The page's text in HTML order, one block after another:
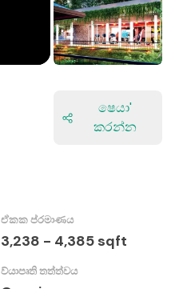
ෂෙයා'
කරන්න
ඒකක ප්රමාණය
3,238 - 4,385 sqft
ව්යාපෘති තත්ත්වය